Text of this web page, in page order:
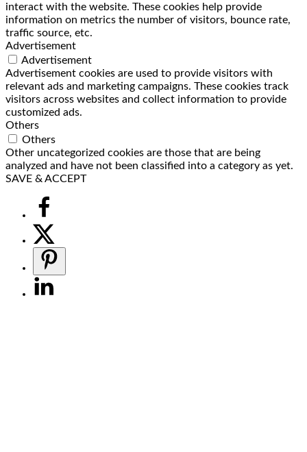
interact with the website. These cookies help provide
information on metrics the number of visitors, bounce rate,
traffic source, etc.
Advertisement
Advertisement
Advertisement cookies are used to provide visitors with
relevant ads and marketing campaigns. These cookies track
visitors across websites and collect information to provide
customized ads.
Others
Others
Other uncategorized cookies are those that are being
analyzed and have not been classified into a category as yet.
SAVE & ACCEPT